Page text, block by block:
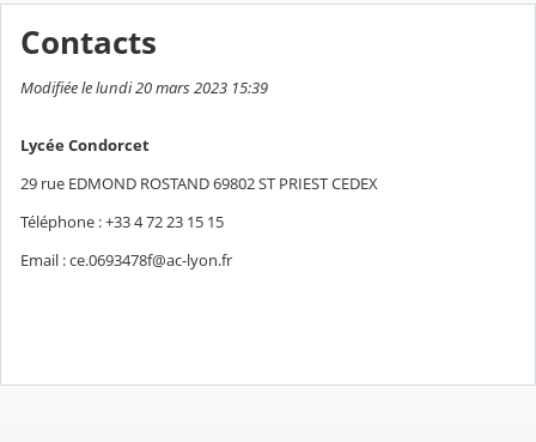
Contacts
Modifiée le lundi 20 mars 2023 15:39
Lycée Condorcet
29 rue EDMOND ROSTAND 69802 ST PRIEST CEDEX
Téléphone : +33 4 72 23 15 15
Email : ce.0693478f@ac-lyon.fr